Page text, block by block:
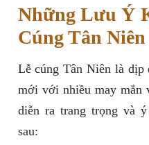
Những Lưu Ý
Cúng Tân Niên
Lễ cúng Tân Niên là dịp
mới với nhiều may mắn
diễn ra trang trọng và
sau: